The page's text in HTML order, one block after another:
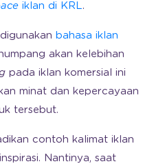
iklan di KRL.
digunakan bahasa iklan
akan kelebihan
pada iklan komersial ini
minat dan kepercayaan
tersebut.
contoh kalimat iklan
Nantinya, saat